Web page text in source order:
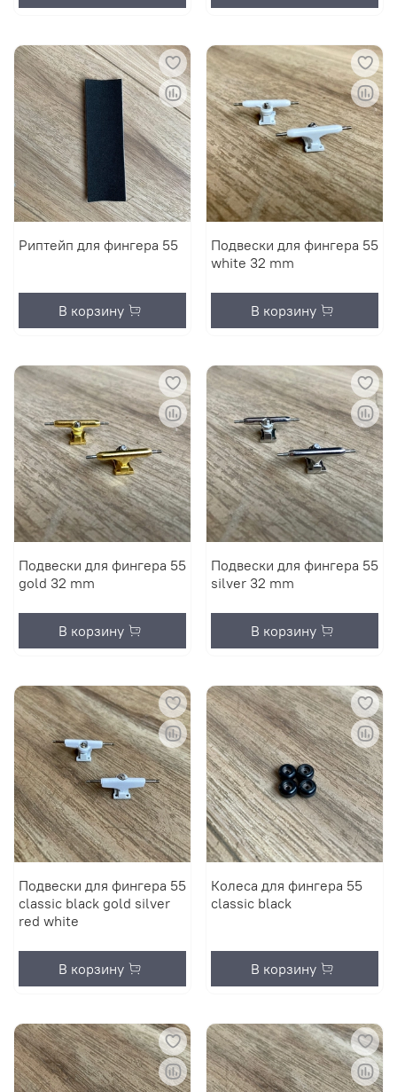
Риптейп для фингера 55
В корзину
Подвески для фингера 55
white 32 mm
В корзину
Подвески для фингера 55
gold 32 mm
В корзину
Подвески для фингера 55
silver 32 mm
В корзину
Подвески для фингера 55
classic black gold silver
red white
В корзину
Колеса для фингера 55
classic black
В корзину